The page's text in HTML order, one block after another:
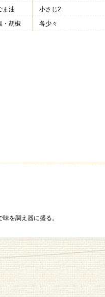
ま油
小さじ2
・胡椒
各少々
を調え器に盛る。